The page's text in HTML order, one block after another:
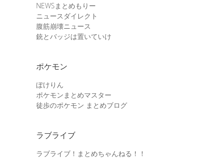
NEWSまとめもりー
ニュースダイレクト
腹筋崩壊ニュース
銃とバッジは置いていけ
ポケモン
ぽけりん
ポケモンまとめマスター
徒歩のポケモン まとめブログ
ラブライブ
ラブライブ！まとめちゃんねる！！